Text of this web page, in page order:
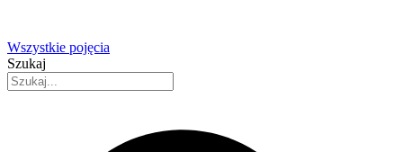
Wszystkie pojęcia
Szukaj